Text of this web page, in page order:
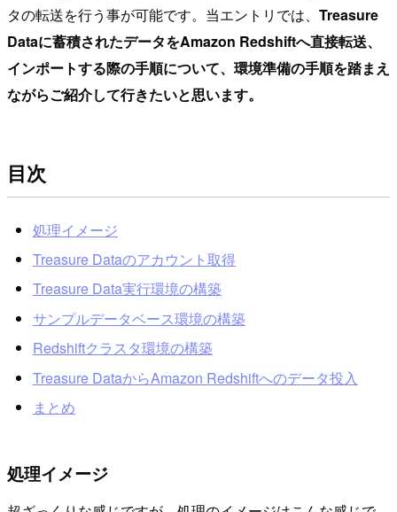
タの転送を行う事が可能です。当エントリでは、 Treasure
Dataに蓄積されたデータをAmazon Redshiftへ直接転送、
インポートする際の手順について、環境準備の手順を踏まえ
ながらご紹介して行きたいと思います。
目次
処理イメージ
Treasure Dataのアカウント取得
Treasure Data実行環境の構築
サンプルデータベース環境の構築
Redshiftクラスタ環境の構築
Treasure DataからAmazon Redshiftへのデータ投入
まとめ
処理イメージ